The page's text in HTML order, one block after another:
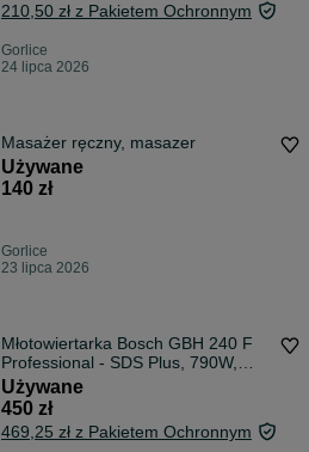
210,50 zł z Pakietem Ochronnym
Gorlice
24 lipca 2026
Masażer ręczny, masazer
Używane
140 zł
Gorlice
23 lipca 2026
Młotowiertarka Bosch GBH 240 F
Professional - SDS Plus, 790W,
2,7J
Używane
450 zł
469,25 zł z Pakietem Ochronnym